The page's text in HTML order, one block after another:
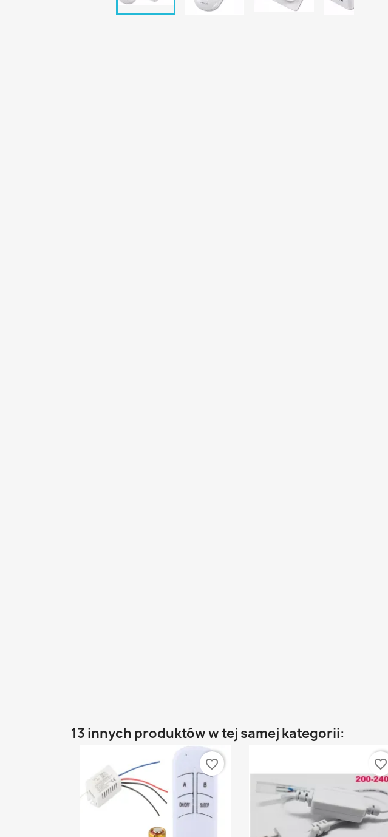
13 innych produktów w tej samej kategorii:
favorite_border favorite_border